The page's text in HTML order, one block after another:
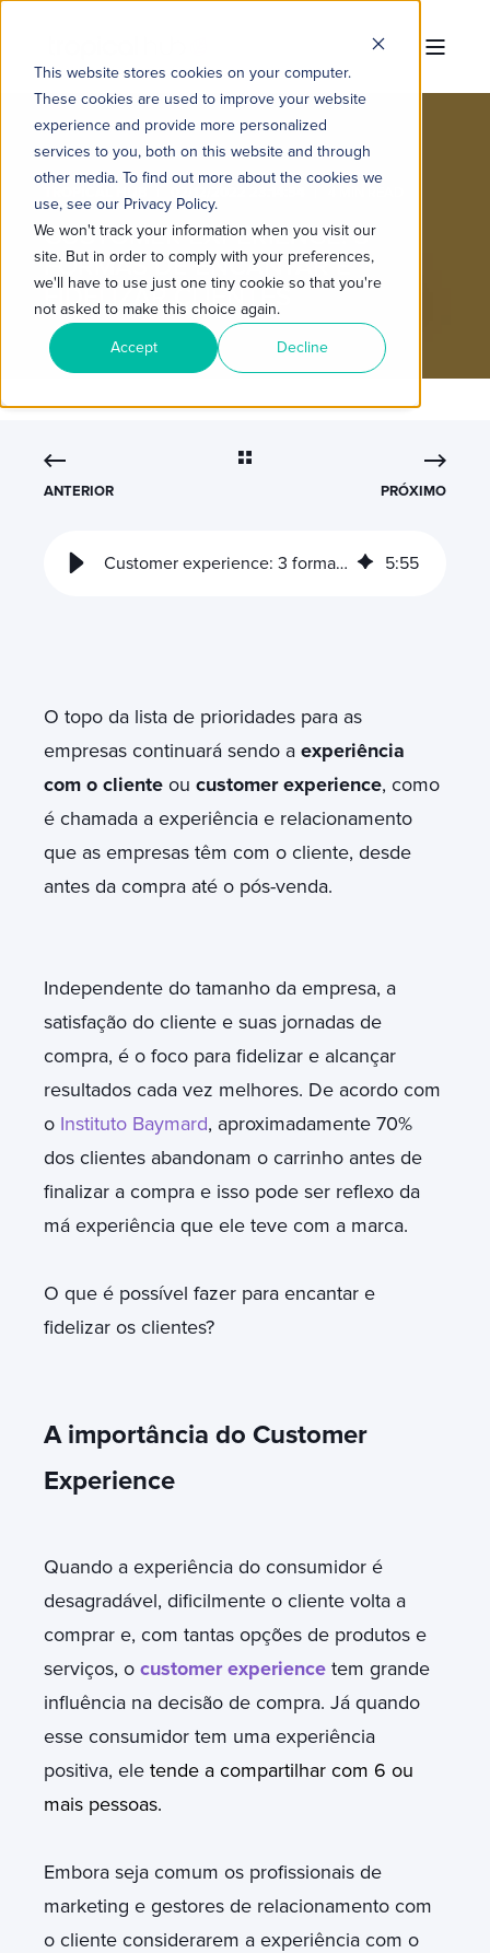
This website stores cookies on your computer.
These cookies are used to improve your website
experience and provide more personalized
services to you, both on this website and through
other media. To find out more about the cookies we
use, see our Privacy Policy.
We won't track your information when you visit our
site. But in order to comply with your preferences,
we'll have to use just one tiny cookie so that you're
not asked to make this choice again.
Accept Decline
CUSTOMER EXPERIENCE: 3
FORMAS DE ENCANTAR E
FIDELIZAR CLIENTES
ANTERIOR PRÓXIMO
Customer experience: 3 formas de encantar e fidelizar clientes 5:55
O topo da lista de prioridades para as
empresas continuará sendo a experiência
com o cliente ou customer experience, como
é chamada a experiência e relacionamento
que as empresas têm com o cliente, desde
antes da compra até o pós-venda.
Independente do tamanho da empresa, a
satisfação do cliente e suas jornadas de
compra, é o foco para fidelizar e alcançar
resultados cada vez melhores. De acordo com
o Instituto Baymard, aproximadamente 70%
dos clientes abandonam o carrinho antes de
finalizar a compra e isso pode ser reflexo da
má experiência que ele teve com a marca.
O que é possível fazer para encantar e
fidelizar os clientes?
A importância do Customer
Experience
Quando a experiência do consumidor é
desagradável, dificilmente o cliente volta a
comprar e, com tantas opções de produtos e
serviços, o customer experience tem grande
influência na decisão de compra. Já quando
esse consumidor tem uma experiência
positiva, ele tende a compartilhar com 6 ou
mais pessoas.
Embora seja comum os profissionais de
marketing e gestores de relacionamento com
o cliente considerarem a experiência com o